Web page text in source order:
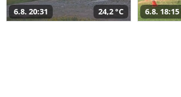
6.8. 20:31 24,2 °C 6.8. 18:15